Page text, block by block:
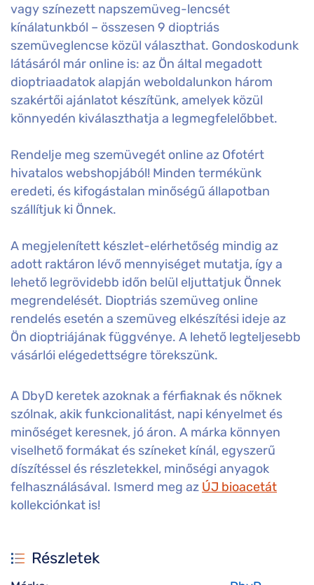
vagy színezett napszemüveg-lencsét
kínálatunkból – összesen 9 dioptriás
szemüveglencse közül választhat. Gondoskodunk
látásáról már online is: az Ön által megadott
dioptriaadatok alapján weboldalunkon három
szakértői ajánlatot készítünk, amelyek közül
könnyedén kiválaszthatja a legmegfelelőbbet.
Rendelje meg szemüvegét online az Ofotért
hivatalos webshopjából! Minden termékünk
eredeti, és kifogástalan minőségű állapotban
szállítjuk ki Önnek.
A megjelenített készlet-elérhetőség mindig az
adott raktáron lévő mennyiséget mutatja, így a
lehető legrövidebb időn belül eljuttatjuk Önnek
megrendelését. Dioptriás szemüveg online
rendelés esetén a szemüveg elkészítési ideje az
Ön dioptriájának függvénye. A lehető legteljesebb
vásárlói elégedettségre törekszünk.
A DbyD keretek azoknak a férfiaknak és nőknek
szólnak, akik funkcionalitást, napi kényelmet és
minőséget keresnek, jó áron. A márka könnyen
viselhető formákat és színeket kínál, egyszerű
díszítéssel és részletekkel, minőségi anyagok
felhasználásával. Ismerd meg az ÚJ bioacetát
kollekciónkat is!
Részletek